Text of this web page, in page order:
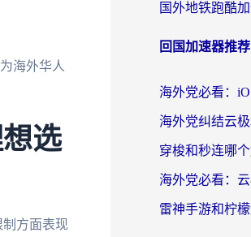
海外华人
选
方面表现
回国加速器推荐